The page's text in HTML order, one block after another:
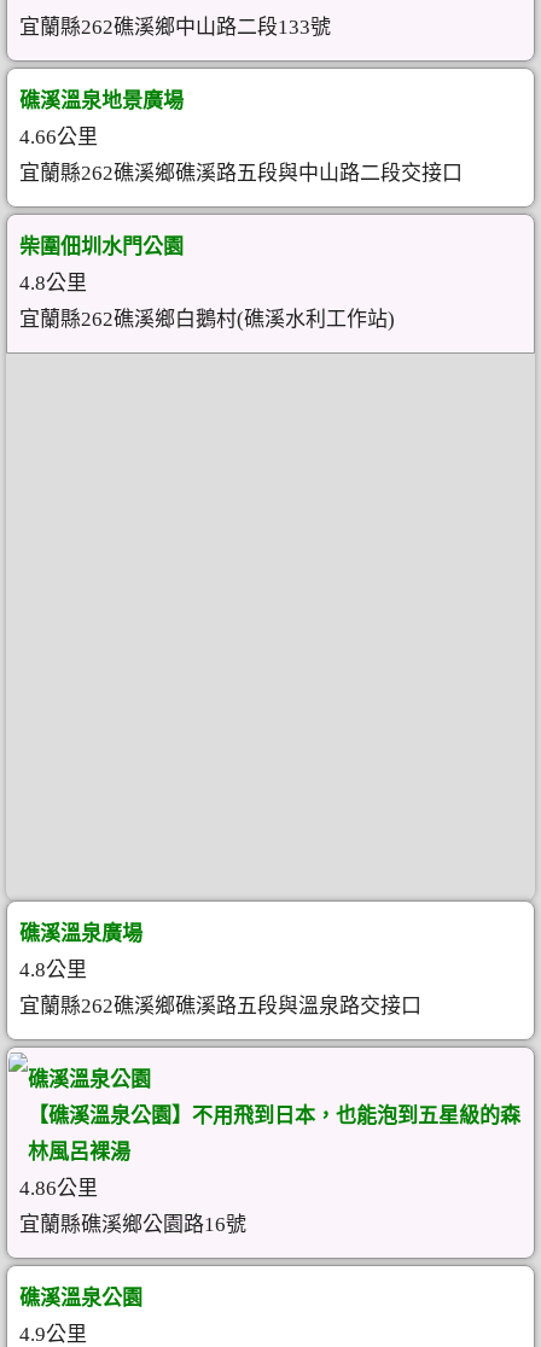
宜蘭縣262礁溪鄉中山路二段133號
礁溪溫泉地景廣場
4.66公里
宜蘭縣262礁溪鄉礁溪路五段與中山路二段交接口
柴圍佃圳水門公園
4.8公里
宜蘭縣262礁溪鄉白鵝村(礁溪水利工作站)
礁溪溫泉廣場
4.8公里
宜蘭縣262礁溪鄉礁溪路五段與溫泉路交接口
礁溪溫泉公園
【礁溪溫泉公園】不用飛到日本，也能泡到五星級的森
林風呂裸湯
4.86公里
宜蘭縣礁溪鄉公園路16號
礁溪溫泉公園
4.9公里